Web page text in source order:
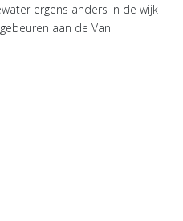
ergens anders in de wijk
aan de Van